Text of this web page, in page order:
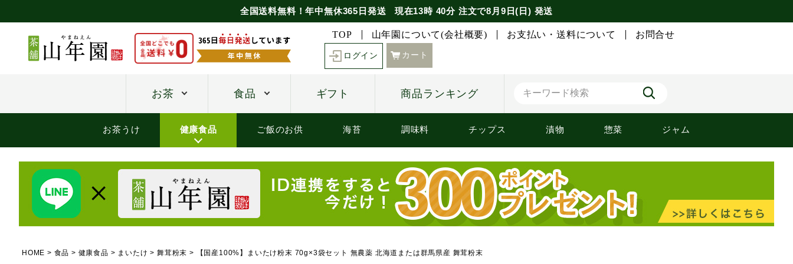
全国送料無料！年中無休365日発送 現在13時 40分 注文で8月9日(日) 発送
TOP 山年園について(会社概要) お支払い・送料について お問合せ
ログイン カート
お茶 食品 ギフト 商品ランキング
お茶うけ 健康食品 ご飯のお供 海苔 調味料 チップス 漬物 惣菜 ジャム
HOME 食品 健康食品 まいたけ 舞茸粉末 【国産100%】まいたけ粉末 70g×3袋セット 無農薬 北海道または群馬県産 舞茸粉末